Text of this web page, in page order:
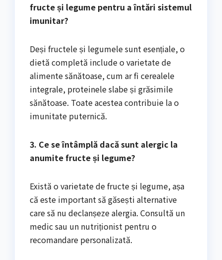
fructe și legume pentru a întări sistemul
imunitar?
Deși fructele și legumele sunt esențiale, o
dietă completă include o varietate de
alimente sănătoase, cum ar fi cerealele
integrale, proteinele slabe și grăsimile
sănătoase. Toate acestea contribuie la o
imunitate puternică.
3. Ce se întâmplă dacă sunt alergic la
anumite fructe și legume?
Există o varietate de fructe și legume, așa
că este important să găsești alternative
care să nu declanșeze alergia. Consultă un
medic sau un nutriționist pentru o
recomandare personalizată.